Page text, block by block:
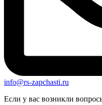
info@rs-zapchasti.ru
Если у вас возникли